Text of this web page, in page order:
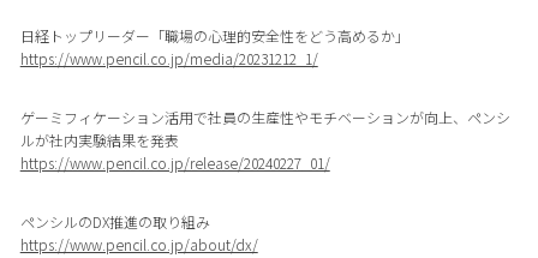
日経トップリーダー「職場の心理的安全性をどう高めるか」
https://www.pencil.co.jp/media/20231212_1/
ゲーミフィケーション活用で社員の生産性やモチベーションが向上、ペンシ
ルが社内実験結果を発表
https://www.pencil.co.jp/release/20240227_01/
ペンシルのDX推進の取り組み
https://www.pencil.co.jp/about/dx/